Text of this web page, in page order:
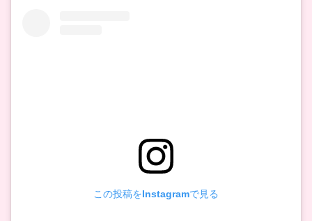
この投稿をInstagramで見る